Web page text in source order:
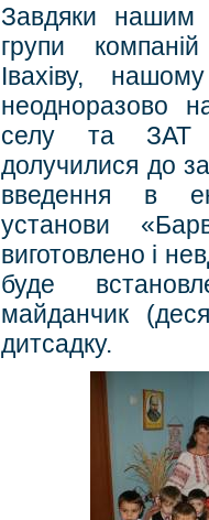
Завдяки нашим
групи
Івахіву,
неодноразово
селу та ЗАТ
долучилися до
введення в
установи
виготовлено і
буде
майданчик
дитсадку.